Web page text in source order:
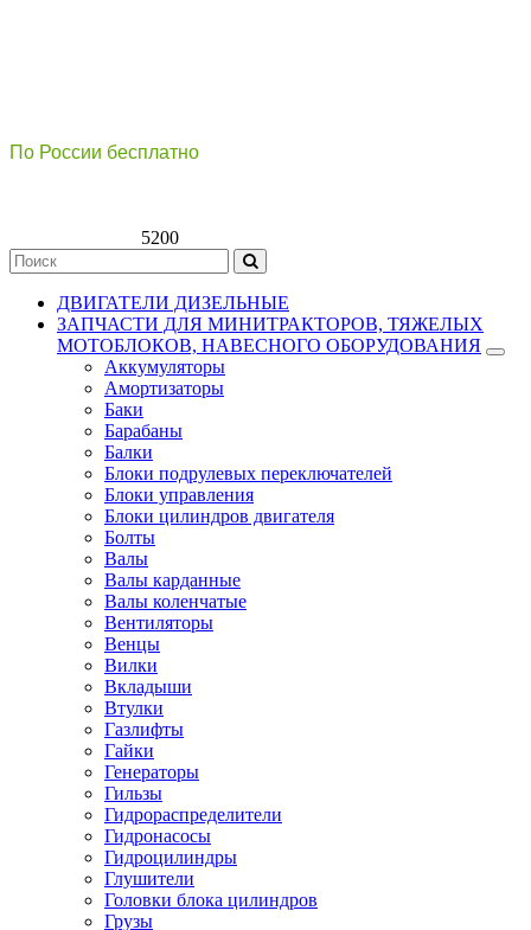
По России бесплатно
5200
ДВИГАТЕЛИ ДИЗЕЛЬНЫЕ
ЗАПЧАСТИ ДЛЯ МИНИТРАКТОРОВ, ТЯЖЕЛЫХ
МОТОБЛОКОВ, НАВЕСНОГО ОБОРУДОВАНИЯ
Аккумуляторы
Амортизаторы
Баки
Барабаны
Балки
Блоки подрулевых переключателей
Блоки управления
Блоки цилиндров двигателя
Болты
Валы
Валы карданные
Валы коленчатые
Вентиляторы
Венцы
Вилки
Вкладыши
Втулки
Газлифты
Гайки
Генераторы
Гильзы
Гидрораспределители
Гидронасосы
Гидроцилиндры
Глушители
Головки блока цилиндров
Грузы